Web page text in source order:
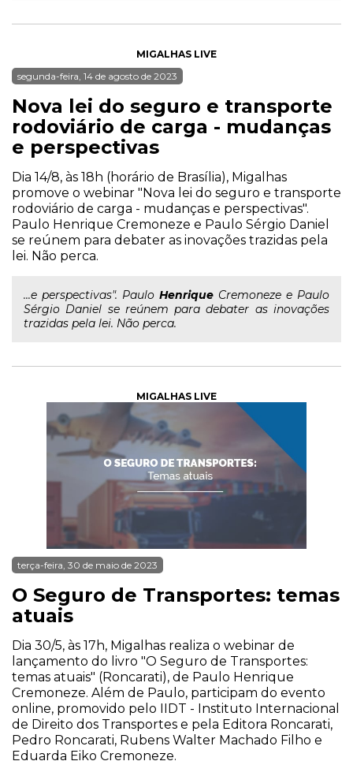
MIGALHAS LIVE
segunda-feira, 14 de agosto de 2023
Nova lei do seguro e transporte
rodoviário de carga - mudanças
e perspectivas
Dia 14/8, às 18h (horário de Brasília), Migalhas
promove o webinar "Nova lei do seguro e transporte
rodoviário de carga - mudanças e perspectivas".
Paulo Henrique Cremoneze e Paulo Sérgio Daniel
se reúnem para debater as inovações trazidas pela
lei. Não perca.
...e perspectivas". Paulo Henrique Cremoneze e Paulo
Sérgio Daniel se reúnem para debater as inovações
trazidas pela lei. Não perca.
MIGALHAS LIVE
terça-feira, 30 de maio de 2023
O Seguro de Transportes: temas
atuais
Dia 30/5, às 17h, Migalhas realiza o webinar de
lançamento do livro "O Seguro de Transportes:
temas atuais" (Roncarati), de Paulo Henrique
Cremoneze. Além de Paulo, participam do evento
online, promovido pelo IIDT - Instituto Internacional
de Direito dos Transportes e pela Editora Roncarati,
Pedro Roncarati, Rubens Walter Machado Filho e
Eduarda Eiko Cremoneze.